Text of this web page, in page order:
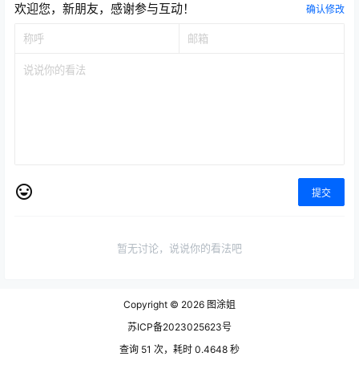
欢迎您，新朋友，感谢参与互动！ 确认修改
提交
暂无讨论，说说你的看法吧
Copyright © 2026 图涂姐
苏ICP备2023025623号
查询 51 次，耗时 0.4648 秒